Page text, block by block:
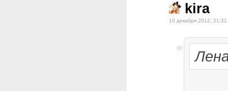
kira
10 декабря 2012, 21:31